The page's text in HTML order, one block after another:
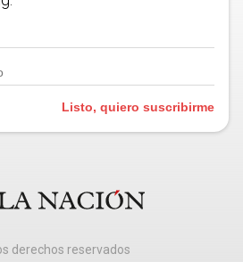
Listo, quiero suscribirme
derechos reservados